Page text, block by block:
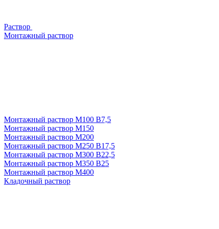
Раствор
Монтажный раствор
Монтажный раствор М100 В7,5
Монтажный раствор М150
Монтажный раствор М200
Монтажный раствор М250 В17,5
Монтажный раствор М300 В22,5
Монтажный раствор М350 В25
Монтажный раствор М400
Кладочный раствор